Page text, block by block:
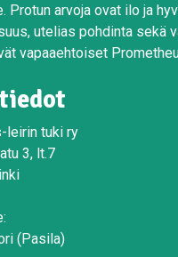
Protun arvoja ovat ilo ja
utelias pohdinta sekä
vapaaehtoiset
leirin tuki ry
3, lt.7
(Pasila)